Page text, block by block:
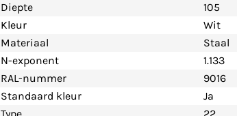
Diepte
105
Kleur
Wit
Materiaal
Staal
N-exponent
1.133
RAL-nummer
9016
Standaard kleur
Ja